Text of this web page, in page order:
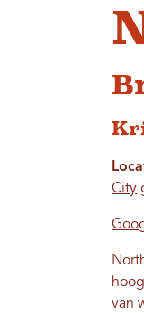
City
van